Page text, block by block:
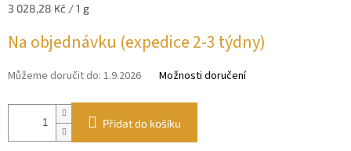
Měrná
3 028,28 Kč / 1 g
Na objednávku (expedice 2-3 týdny)
Můžeme doručit do: 1.9.2026 Možnosti doručení
Přidat do košíku